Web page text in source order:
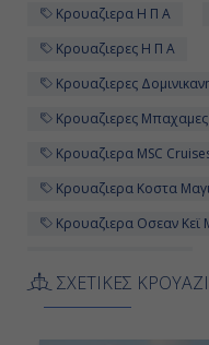
Κρουαζιερα Η Π Α
Κρουαζιερες Η Π Α
Κρουαζιερες
Κρουαζιερες Μπαχαμες
Κρουαζιερα MSC
Κρουαζιερα Κοστα
Κρουαζιερα Οσεαν Κεϊ
Κρουαζιερα Δομινικανη
ΣΧΕΤΙΚΕΣ